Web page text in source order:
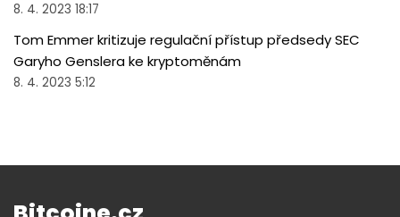
8. 4. 2023 18:17
Tom Emmer kritizuje regulační přístup předsedy SEC
Garyho Genslera ke kryptoměnám
8. 4. 2023 5:12